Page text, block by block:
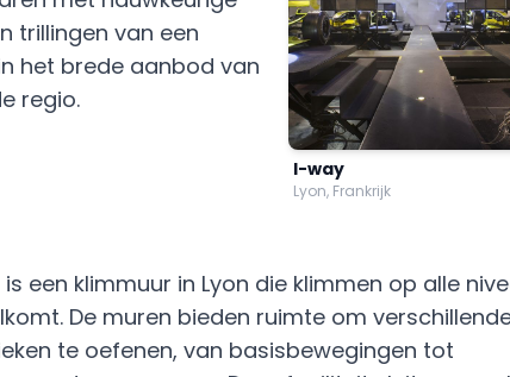
I-way
Lyon, Frankrijk
trillingen van een
het brede aanbod van
regio.
is een klimmuur in Lyon die klimmen op alle
De muren bieden ruimte om
te oefenen, van basisbewegingen tot